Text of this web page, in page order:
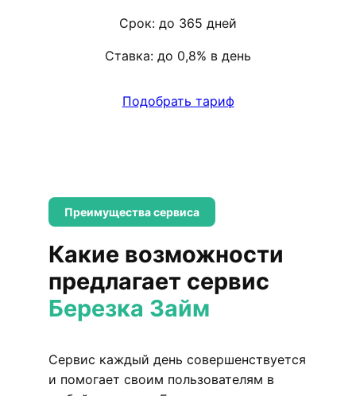
Срок: до 365 дней
Ставка: до 0,8% в день
Подобрать тариф
Преимущества сервиса
Какие возможности
предлагает сервис
Березка Займ
Сервис каждый день совершенствуется
и помогает своим пользователям в